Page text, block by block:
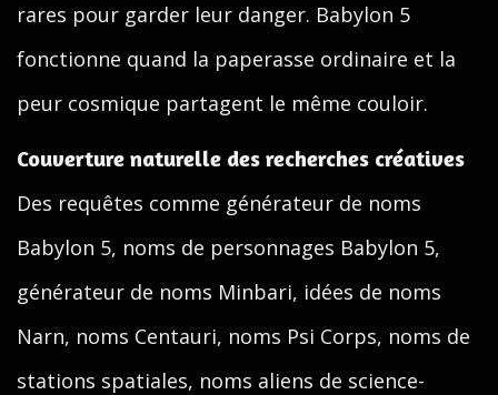
rares pour garder leur danger. Babylon 5
fonctionne quand la paperasse ordinaire et la
peur cosmique partagent le même couloir.
Couverture naturelle des recherches créatives
Des requêtes comme générateur de noms
Babylon 5, noms de personnages Babylon 5,
générateur de noms Minbari, idées de noms
Narn, noms Centauri, noms Psi Corps, noms de
stations spatiales, noms aliens de science-